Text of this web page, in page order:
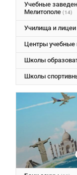
Учебные
Мелитополе (14)
Училища и
Центры учебные
Школы
Школы